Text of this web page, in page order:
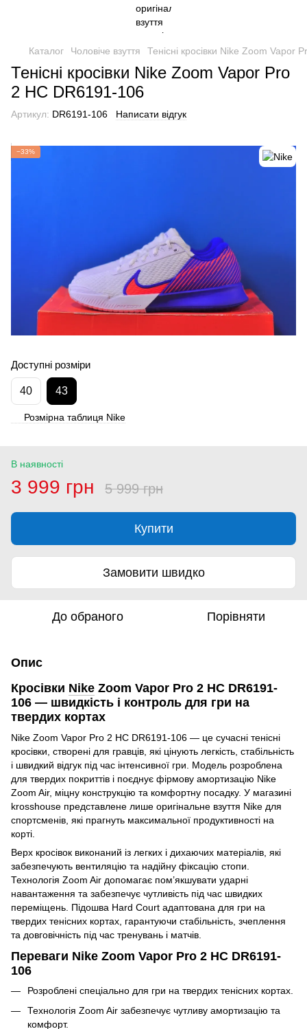
Каталог Чоловіче взуття Тенісні кросівки Nike Zoom Vapor
Тенісні кросівки Nike Zoom Vapor Pro
2 HC DR6191-106
Артикул: DR6191-106 Написати відгук
−33%
Доступні розміри
40 43
Розмірна таблиця Nike
В наявності
3 999 грн 5 999 грн
Купити
Замовити швидко
До обраного Порівняти
Опис
Кросівки Nike Zoom Vapor Pro 2 HC DR6191-
106 — швидкість і контроль для гри на
твердих кортах
Nike Zoom Vapor Pro 2 HC DR6191-106 — це сучасні тенісні
кросівки, створені для гравців, які цінують легкість, стабільність
і швидкий відгук під час інтенсивної гри. Модель розроблена
для твердих покриттів і поєднує фірмову амортизацію Nike
Zoom Air, міцну конструкцію та комфортну посадку. У магазині
krosshouse представлене лише оригінальне взуття Nike для
спортсменів, які прагнуть максимальної продуктивності на
корті.
Верх кросівок виконаний із легких і дихаючих матеріалів, які
забезпечують вентиляцію та надійну фіксацію стопи.
Технологія Zoom Air допомагає пом’якшувати ударні
навантаження та забезпечує чутливість під час швидких
переміщень. Підошва Hard Court адаптована для гри на
твердих тенісних кортах, гарантуючи стабільність, зчеплення
та довговічність під час тренувань і матчів.
Переваги Nike Zoom Vapor Pro 2 HC DR6191-
106
Розроблені спеціально для гри на твердих тенісних кортах.
Технологія Zoom Air забезпечує чутливу амортизацію та
комфорт.